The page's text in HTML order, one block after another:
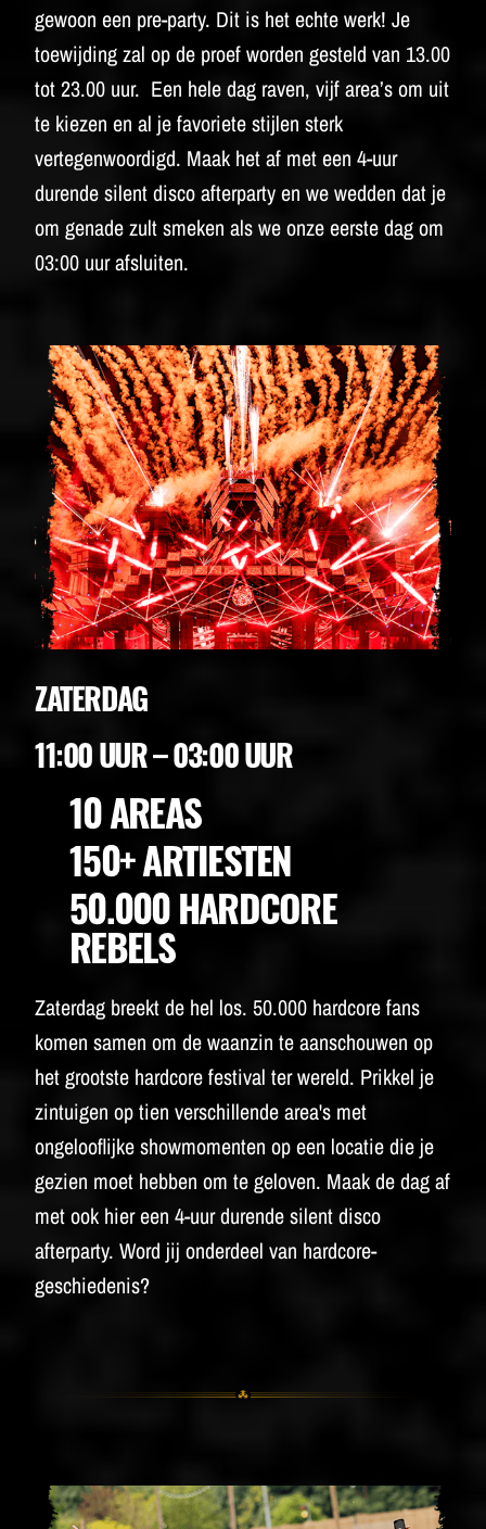
gewoon een pre-party. Dit is het echte werk! Je
toewijding zal op de proef worden gesteld van 13.00
tot 23.00 uur. Een hele dag raven, vijf area’s om uit
te kiezen en al je favoriete stijlen sterk
vertegenwoordigd. Maak het af met een 4-uur
durende silent disco afterparty en we wedden dat je
om genade zult smeken als we onze eerste dag om
03:00 uur afsluiten.
ZATERDAG
11:00 UUR – 03:00 UUR
10 AREAS
150+ ARTIESTEN
50.000 HARDCORE
REBELS
Zaterdag breekt de hel los. 50.000 hardcore fans
komen samen om de waanzin te aanschouwen op
het grootste hardcore festival ter wereld. Prikkel je
zintuigen op tien verschillende area's met
ongelooflijke showmomenten op een locatie die je
gezien moet hebben om te geloven. Maak de dag af
met ook hier een 4-uur durende silent disco
afterparty. Word jij onderdeel van hardcore-
geschiedenis?